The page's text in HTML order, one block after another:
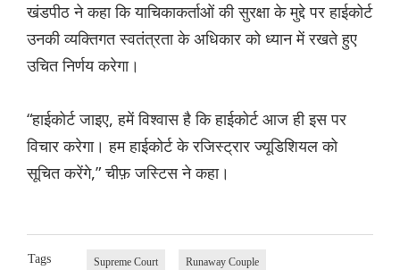
खंडपीठ ने कहा कि याचिकाकर्ताओं की सुरक्षा के मुद्दे पर हाईकोर्ट
उनकी व्यक्तिगत स्वतंत्रता के अधिकार को ध्यान में रखते हुए
उचित निर्णय करेगा।
“हाईकोर्ट जाइए, हमें विश्वास है कि हाईकोर्ट आज ही इस पर
विचार करेगा। हम हाईकोर्ट के रजिस्ट्रार ज्यूडिशियल को
सूचित करेंगे,” चीफ़ जस्टिस ने कहा।
Tags Supreme Court Runaway Couple